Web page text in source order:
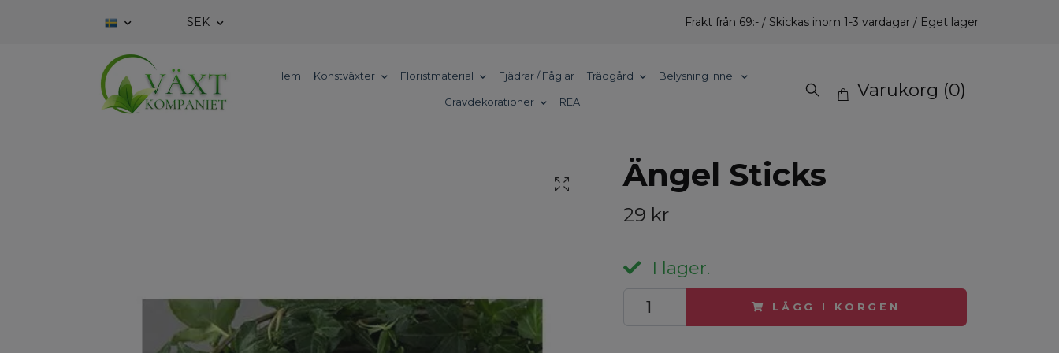
SEK Frakt från 69:- / Skickas inom 1-3 vardagar / Eget lager
Hem Konstväxter Floristmaterial Fjädrar / Fåglar Trädgård Belysning inne
Gravdekorationer REA
Varukorg (0)
Ängel Sticks
29 kr
I lager.
LÄGG I KORGEN